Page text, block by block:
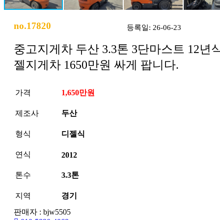
no.17820 등록일: 26-06-23
중고지게차 두산 3.3톤 3단마스트 12년
젤지게차 1650만원 싸게 팝니다.
가격 1,650만원
제조사 두산
형식 디젤식
연식 2012
톤수 3.3톤
지역
경기
판매자 : bjw5505